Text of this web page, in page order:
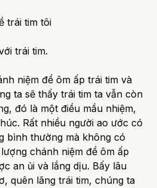
trái tim tôi
trái tim.
niệm để ôm ấp trái tim và
ta sẽ thấy trái tim ta vẫn còn
đó là một điều mầu nhiệm,
Rất nhiều người ao ước có
bình thường mà không có
chánh niệm để ôm ấp
an ủi và lắng dịu. Bấy lâu
quên lãng trái tim, chúng ta